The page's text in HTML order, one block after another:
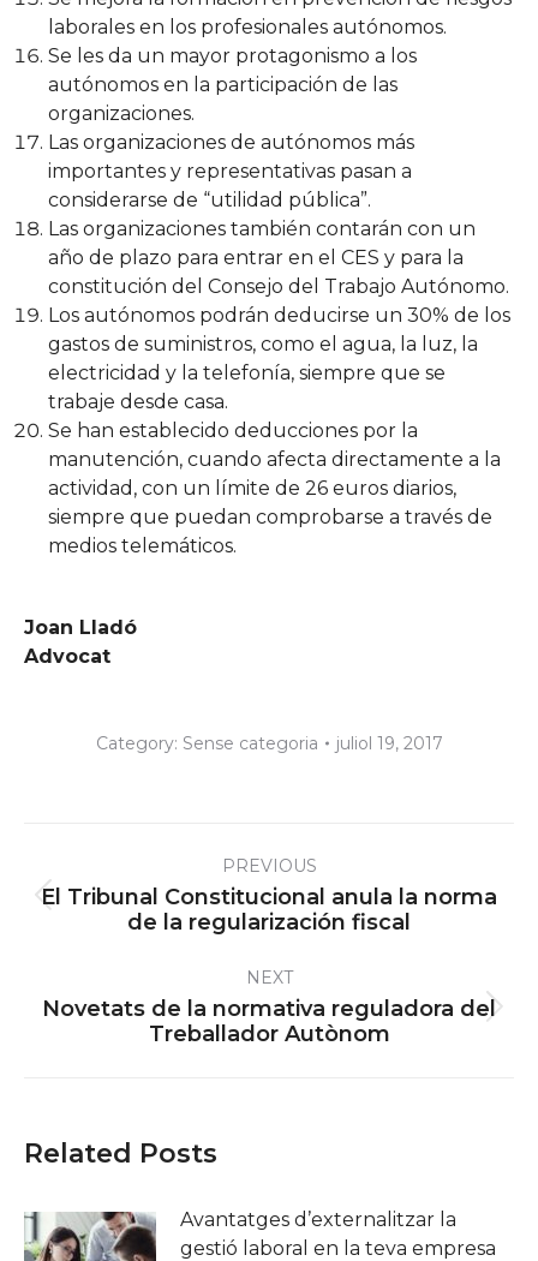
laborales en los profesionales autónomos.
Se les da un mayor protagonismo a los
autónomos en la participación de las
organizaciones.
Las organizaciones de autónomos más
importantes y representativas pasan a
considerarse de “utilidad pública”.
Las organizaciones también contarán con un
año de plazo para entrar en el CES y para la
constitución del Consejo del Trabajo Autónomo.
Los autónomos podrán deducirse un 30% de los
gastos de suministros, como el agua, la luz, la
electricidad y la telefonía, siempre que se
trabaje desde casa.
Se han establecido deducciones por la
manutención, cuando afecta directamente a la
actividad, con un límite de 26 euros diarios,
siempre que puedan comprobarse a través de
medios telemáticos.
Joan Lladó
Advocat
Category: Sense categoria juliol 19, 2017
navigationPREVIOUS
Previous
post:
El Tribunal Constitucional anula la norma
de la regularización fiscal
NEXT
Next
post:
Novetats de la normativa reguladora del
Treballador Autònom
Related Posts
Avantatges d’externalitzar la
gestió laboral en la teva empresa